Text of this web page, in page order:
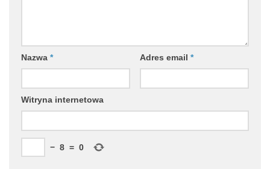
Nazwa * Adres email *
Witryna internetowa
− 8 = 0